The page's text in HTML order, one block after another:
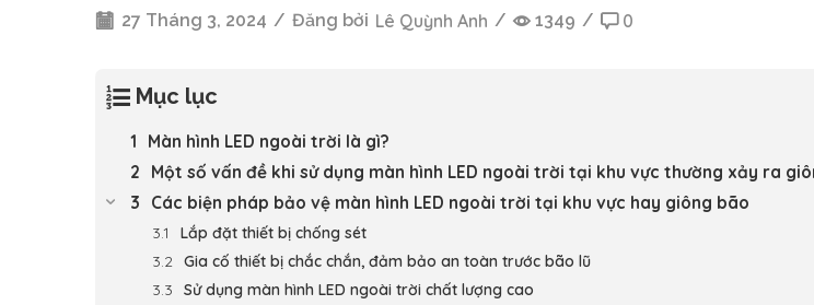
27 Tháng 3, 2024 / Đăng bởi Lê Quỳnh Anh / 1349 / 0
Mục lục
Màn hình LED ngoài trời là gì?
Một số vấn đề khi sử dụng màn hình LED ngoài trời tại khu vực thường xảy ra
Các biện pháp bảo vệ màn hình LED ngoài trời tại khu vực hay giông bão
Lắp đặt thiết bị chống sét
Gia cố thiết bị chắc chắn, đảm bảo an toàn trước bão lũ
Sử dụng màn hình LED ngoài trời chất lượng cao